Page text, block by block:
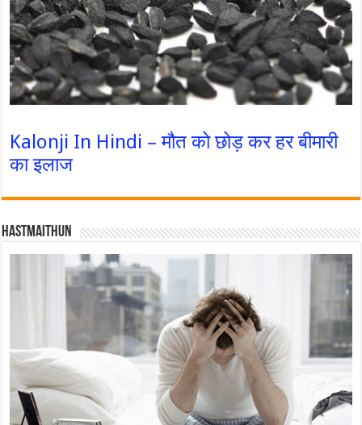
Kalonji In Hindi – मौत को छोड़ कर हर बीमारी
का इलाज
Hastmaithun